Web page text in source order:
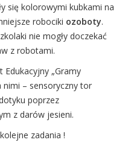
się kolorowymi kubkami na
robociki ozoboty.
nie mogły doczekać
z robotami.
„Gramy
nimi – sensoryczny tor
poprzez
z darów jesieni.
zadania !